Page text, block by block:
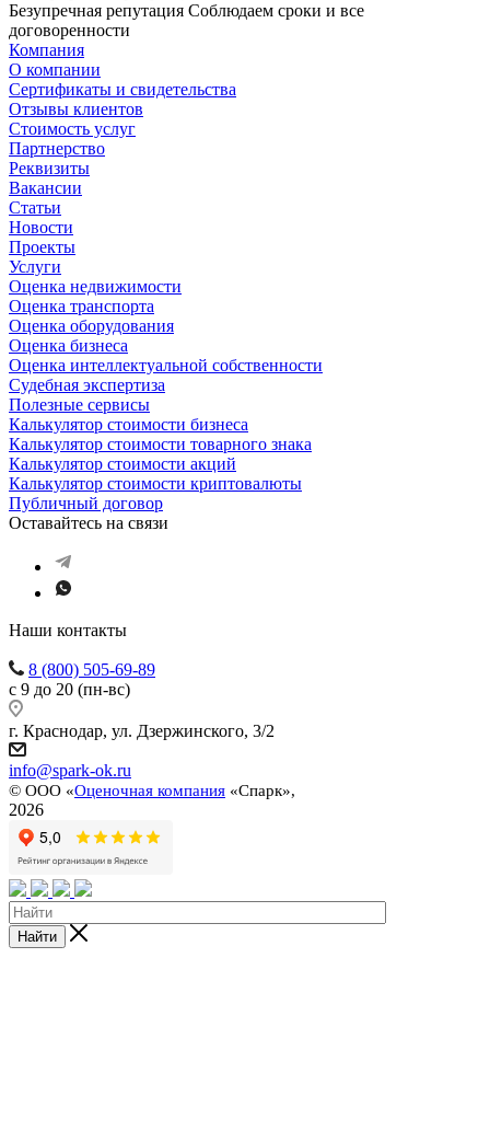
Безупречная репутация Соблюдаем сроки и все
договоренности
Компания
О компании
Сертификаты и свидетельства
Отзывы клиентов
Стоимость услуг
Партнерство
Реквизиты
Вакансии
Статьи
Новости
Проекты
Услуги
Оценка недвижимости
Оценка транспорта
Оценка оборудования
Оценка бизнеса
Оценка интеллектуальной собственности
Судебная экспертиза
Полезные сервисы
Калькулятор стоимости бизнеса
Калькулятор стоимости товарного знака
Калькулятор стоимости акций
Калькулятор стоимости криптовалюты
Публичный договор
Оставайтесь на связи
Наши контакты
8 (800) 505-69-89
с 9 до 20 (пн-вс)
г. Краснодар, ул. Дзержинского, 3/2
info@spark-ok.ru
© ООО «Оценочная компания «Спарк»,
2026
Найти